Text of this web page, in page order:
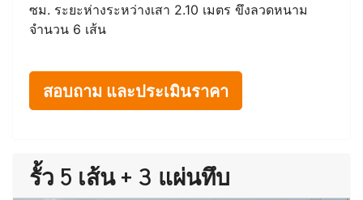
ซม. ระยะห่างระหว่างเสา 2.10 เมตร ขึงลวดหนาม
จำนวน 6 เส้น
สอบถาม และประเมินราคา
รั้ว 5 เส้น + 3 แผ่นทึบ